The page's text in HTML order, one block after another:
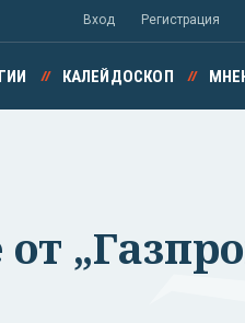
Вход Регистрация
КАЛЕЙДОСКОП